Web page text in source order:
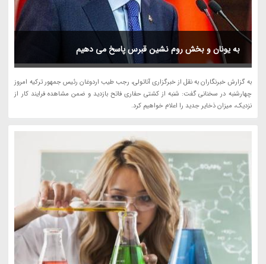
به یونان و بخش روم نشین قبرس پاسخ می دهیم
به گزارش خبرنگاران به نقل از خبرگزاری آناتولی، رجب طیب اردوغان رئیس جمهور ترکیه امروز
چهارشنبه در سخنانی گفت: شنبه از کشتی حفاری فاتح بازدید و ضمن مشاهده فرایند کار از
نزدیک، میزان ذخایر جدید را اعلام خواهیم کرد.